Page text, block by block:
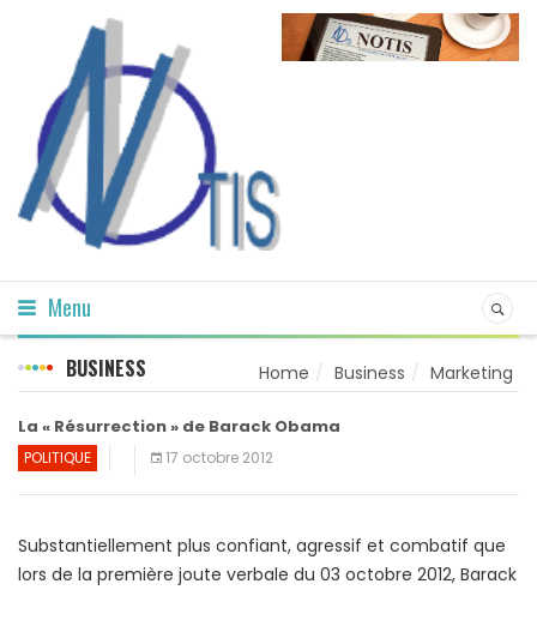
Menu
BUSINESS Home Business Marketing
La « Résurrection » de Barack Obama
POLITIQUE 17 octobre 2012
Substantiellement plus confiant, agressif et combatif que
lors de la première joute verbale du 03 octobre 2012, Barack